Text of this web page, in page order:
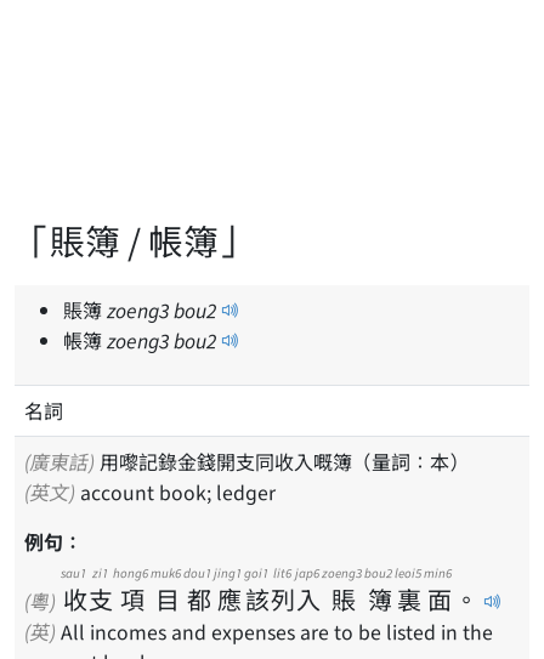
「賬簿 / 帳簿」
賬簿zoeng3bou2
帳簿zoeng3bou2
名詞
(廣東話) 用嚟記錄金錢開支同收入嘅簿（量詞：本）
(英文) account book; ledger
例句：
(粵) 收
sau1
支
zi1
項
hong6
目
muk6
都
dou1
應
jing1
該
goi1
列
lit6
入
jap6
賬
zoeng3
簿
bou2
裏
leoi5
面
min6
。
(英) All incomes and expenses are to be listed in the